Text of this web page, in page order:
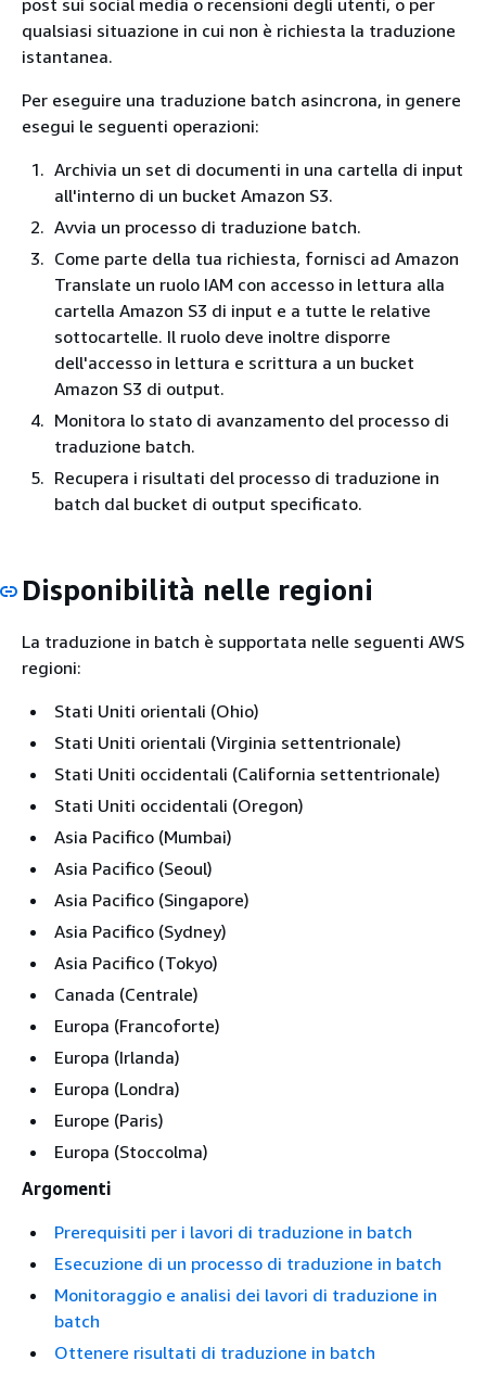
post sui social media o recensioni degli utenti, o per
qualsiasi situazione in cui non è richiesta la traduzione
istantanea.
Per eseguire una traduzione batch asincrona, in genere
esegui le seguenti operazioni:
Archivia un set di documenti in una cartella di input
all'interno di un bucket Amazon S3.
Avvia un processo di traduzione batch.
Come parte della tua richiesta, fornisci ad Amazon
Translate un ruolo IAM con accesso in lettura alla
cartella Amazon S3 di input e a tutte le relative
sottocartelle. Il ruolo deve inoltre disporre
dell'accesso in lettura e scrittura a un bucket
Amazon S3 di output.
Monitora lo stato di avanzamento del processo di
traduzione batch.
Recupera i risultati del processo di traduzione in
batch dal bucket di output specificato.
Disponibilità nelle regioni
La traduzione in batch è supportata nelle seguenti AWS
regioni:
Stati Uniti orientali (Ohio)
Stati Uniti orientali (Virginia settentrionale)
Stati Uniti occidentali (California settentrionale)
Stati Uniti occidentali (Oregon)
Asia Pacifico (Mumbai)
Asia Pacifico (Seoul)
Asia Pacifico (Singapore)
Asia Pacifico (Sydney)
Asia Pacifico (Tokyo)
Canada (Centrale)
Europa (Francoforte)
Europa (Irlanda)
Europa (Londra)
Europe (Paris)
Europa (Stoccolma)
Argomenti
Prerequisiti per i lavori di traduzione in batch
Esecuzione di un processo di traduzione in batch
Monitoraggio e analisi dei lavori di traduzione in
batch
Ottenere risultati di traduzione in batch